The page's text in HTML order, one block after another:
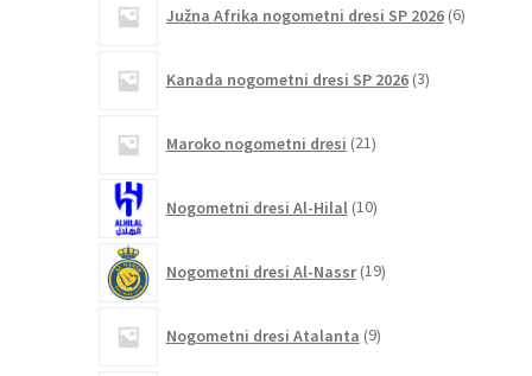
Južna Afrika nogometni dresi SP 2026 6izdelkov
Kanada nogometni dresi SP 2026 3izdelki
Maroko nogometni dresi 21izdelkov
Nogometni dresi Al-Hilal 10izdelkov
Nogometni dresi Al-Nassr 19izdelkov
Nogometni dresi Atalanta 9izdelkov